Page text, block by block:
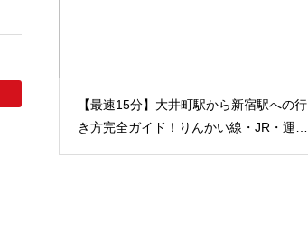
【最速15分】大井町駅から新宿駅への行
き方完全ガイド！りんかい線・JR・運賃